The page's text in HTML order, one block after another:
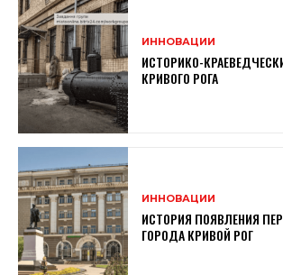
ИННОВАЦИИ
ИСТОРИКО-
КРИВОГО РОГА
ИННОВАЦИИ
ИСТОРИЯ ПОЯВЛЕНИЯ
ГОРОДА КРИВОЙ РОГ